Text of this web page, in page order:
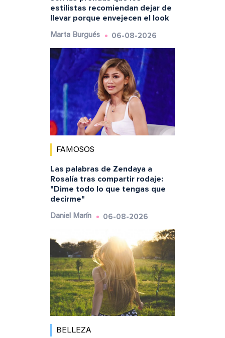
estilistas recomiendan dejar de
llevar porque envejecen el look
Marta Burgués 06-08-2026
FAMOSOS
Las palabras de Zendaya a
Rosalía tras compartir rodaje:
"Dime todo lo que tengas que
decirme"
Daniel Marín 06-08-2026
BELLEZA